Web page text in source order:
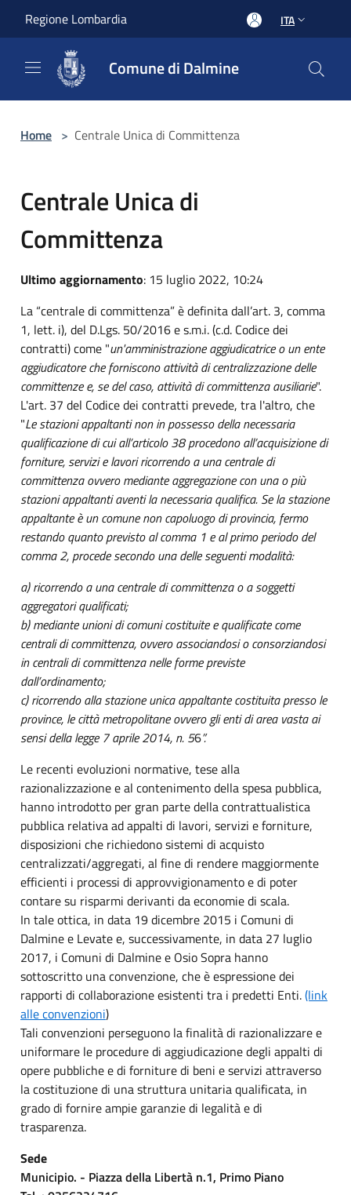
Regione Lombardia ITA
Comune di Dalmine
Home > Centrale Unica di Committenza
Centrale Unica di
Committenza
Ultimo aggiornamento: 15 luglio 2022, 10:24
La “centrale di committenza” è definita dall’art. 3, comma
1, lett. i), del D.Lgs. 50/2016 e s.m.i. (c.d. Codice dei
contratti) come "un'amministrazione aggiudicatrice o un ente
aggiudicatore che forniscono attività di centralizzazione delle
committenze e, se del caso, attività di committenza ausiliarie".
L'art. 37 del Codice dei contratti prevede, tra l'altro, che
"Le stazioni appaltanti non in possesso della necessaria
qualificazione di cui all’articolo 38 procedono all’acquisizione di
forniture, servizi e lavori ricorrendo a una centrale di
committenza ovvero mediante aggregazione con una o più
stazioni appaltanti aventi la necessaria qualifica. Se la stazione
appaltante è un comune non capoluogo di provincia, fermo
restando quanto previsto al comma 1 e al primo periodo del
comma 2, procede secondo una delle seguenti modalità:
a) ricorrendo a una centrale di committenza o a soggetti
aggregatori qualificati;
b) mediante unioni di comuni costituite e qualificate come
centrali di committenza, ovvero associandosi o consorziandosi
in centrali di committenza nelle forme previste
dall’ordinamento;
c) ricorrendo alla stazione unica appaltante costituita presso le
province, le città metropolitane ovvero gli enti di area vasta ai
sensi della legge 7 aprile 2014, n. 56”.
Le recenti evoluzioni normative, tese alla
razionalizzazione e al contenimento della spesa pubblica,
hanno introdotto per gran parte della contrattualistica
pubblica relativa ad appalti di lavori, servizi e forniture,
disposizioni che richiedono sistemi di acquisto
centralizzati/aggregati, al fine di rendere maggiormente
efficienti i processi di approvvigionamento e di poter
contare su risparmi derivanti da economie di scala.
In tale ottica, in data 19 dicembre 2015 i Comuni di
Dalmine e Levate e, successivamente, in data 27 luglio
2017, i Comuni di Dalmine e Osio Sopra hanno
sottoscritto una convenzione, che è espressione dei
rapporti di collaborazione esistenti tra i predetti Enti.(link
alle convenzioni)
Tali convenzioni perseguono la finalità di razionalizzare e
uniformare le procedure di aggiudicazione degli appalti di
opere pubbliche e di forniture di beni e servizi attraverso
la costituzione di una struttura unitaria qualificata, in
grado di fornire ampie garanzie di legalità e di
trasparenza.
Sede
Municipio. - Piazza della Libertà n.1, Primo Piano